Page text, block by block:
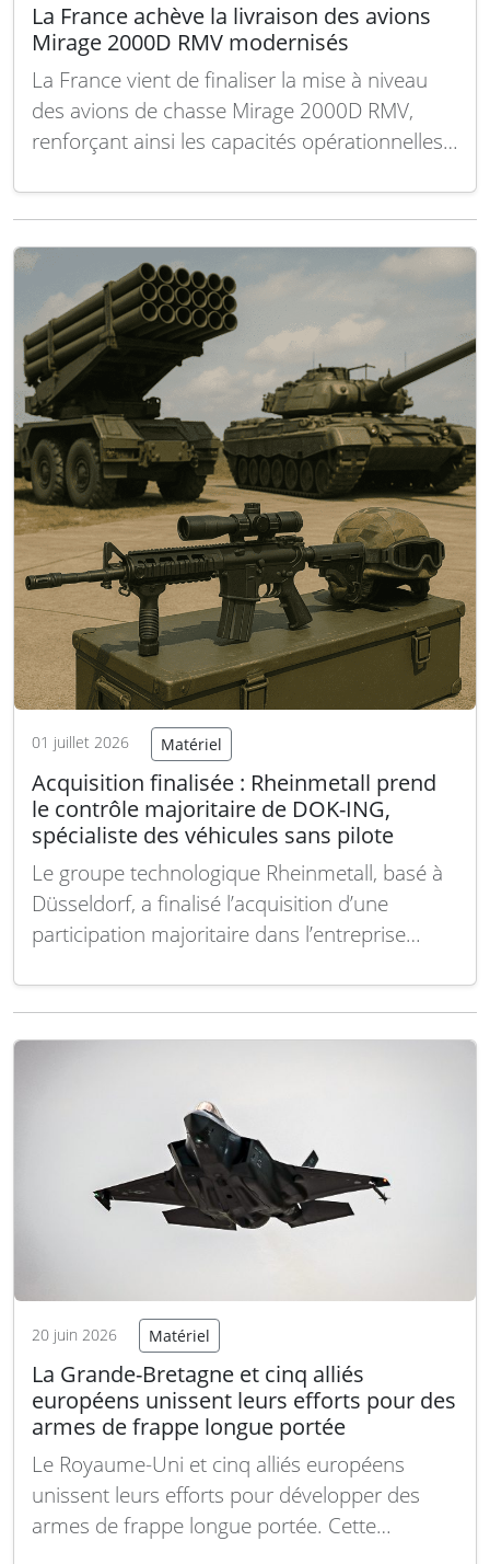
La France achève la livraison des avions
Mirage 2000D RMV modernisés
La France vient de finaliser la mise à niveau
des avions de chasse Mirage 2000D RMV,
renforçant ainsi les capacités opérationnelles
l’air. Cette modernisation vise à garantir la
contemporains, en améliorant ses systèmes
de navigation, de…Lire la suite
01 juillet 2026 Matériel
Acquisition finalisée : Rheinmetall prend
le contrôle majoritaire de DOK-ING,
spécialiste des véhicules sans pilote
Le groupe technologique Rheinmetall, basé à
Düsseldorf, a finalisé l’acquisition d’une
participation majoritaire dans l’entreprise
sans pilote, renforçant ainsi son portefeuille
mars dernier, Rheinmetall avait signé…
20 juin 2026 Matériel
La Grande-Bretagne et cinq alliés
européens unissent leurs efforts pour des
armes de frappe longue portée
Le Royaume-Uni et cinq alliés européens
unissent leurs efforts pour développer des
armes de frappe longue portée. Cette